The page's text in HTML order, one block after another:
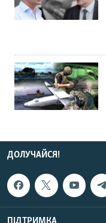
ДОЛУЧАЙСЯ!
ПІДТРИМКА